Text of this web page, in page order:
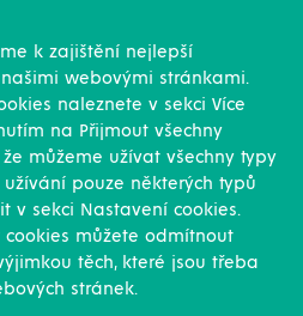
k zajištění nejlepší
webovými stránkami.
naleznete v sekci Více
na Přijmout všechny
můžeme užívat všechny typy
pouze některých typů
v sekci Nastavení cookies.
můžete odmítnout
těch, které jsou třeba
stránek.